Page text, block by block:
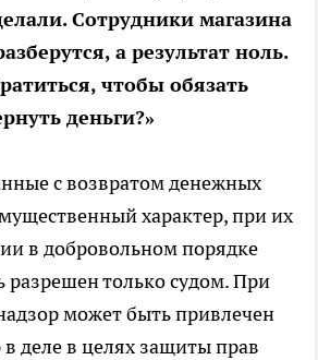
Сотрудники магазина
а результат ноль.
чтобы обязать
деньги?»
с возвратом денежных
характер, при их
в добровольном порядке
разрешен только судом. При
может быть привлечен
деле в целях защиты прав